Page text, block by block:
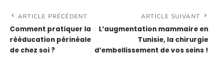
ARTICLE PRÉCÉDENT
Comment pratiquer la
rééducation périnéale
de chez soi ?
ARTICLE SUIVANT
L’augmentation mammaire en
Tunisie, la chirurgie
d’embellissement de vos seins !